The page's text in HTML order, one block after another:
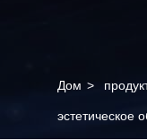
Дом >
эстетическое